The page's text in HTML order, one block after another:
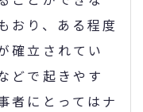
おり、ある程度
確立されてい
どで起きやす
者にとってはナ